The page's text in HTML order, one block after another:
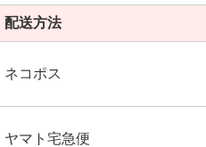
配送方法
ネコポス
ヤマト宅急便